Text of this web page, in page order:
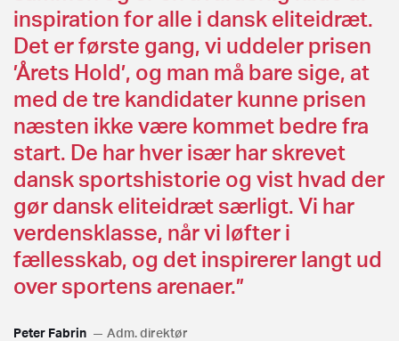
inspiration for alle i dansk eliteidræt.
Det er første gang, vi uddeler prisen
’Årets Hold’, og man må bare sige, at
med de tre kandidater kunne prisen
næsten ikke være kommet bedre fra
start. De har hver især har skrevet
dansk sportshistorie og vist hvad der
gør dansk eliteidræt særligt. Vi har
verdensklasse, når vi løfter i
fællesskab, og det inspirerer langt ud
over sportens arenaer.”
Peter Fabrin Adm. direktør